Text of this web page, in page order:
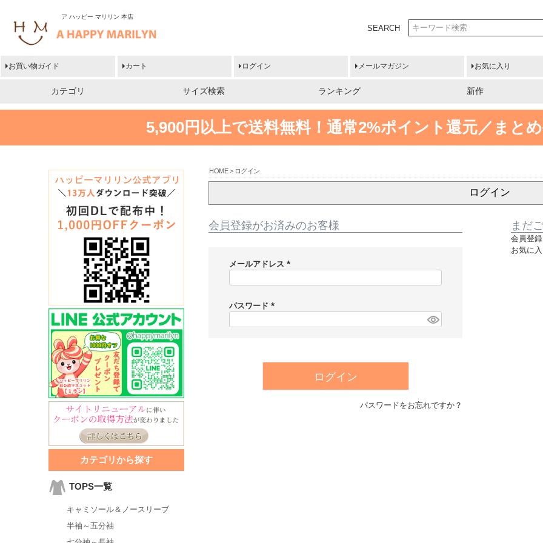
ア ハッピー マリリン 本店
SEARCH
お買い物ガイド カート ログイン メールマガジン お気に入り
カテゴリ サイズ検索 ランキング 新作
5,900円以上で送料無料！ 通常2%ポイント還元／まと
カテゴリから探す
TOPS一覧
キャミソール＆ノースリーブ
半袖～五分袖
HOME ログイン
ログイン
会員登録がお済みのお客様
メールアドレス
必
)
パスワード
必
ログイン
パスワードをお忘れですか？
まだ
会員登
お気に